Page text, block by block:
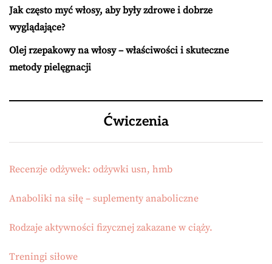
Jak często myć włosy, aby były zdrowe i dobrze
wyglądające?
Olej rzepakowy na włosy – właściwości i skuteczne
metody pielęgnacji
Ćwiczenia
Recenzje odżywek: odżywki usn, hmb
Anaboliki na siłę – suplementy anaboliczne
Rodzaje aktywności fizycznej zakazane w ciąży.
Treningi siłowe